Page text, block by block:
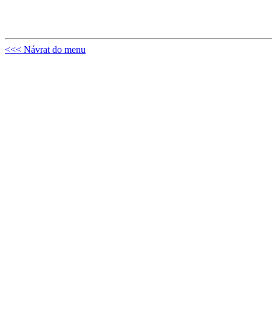
<<< Návrat do menu